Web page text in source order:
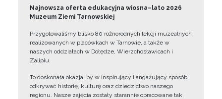
Najnowsza oferta edukacyjna wiosna–lato 2026
Muzeum Ziemi Tarnowskiej
Przygotowaliśmy blisko 80 różnorodnych lekcji muzealnych
realizowanych w placówkach w Tarnowie, a także w
naszych oddziałach w Dołędze, Wierzchosławicach i
Zalipiu.
To doskonała okazja, by w inspirujący i angażujący sposób
odkrywać historię, kulturę oraz dziedzictwo naszego
regionu. Nasze zajęcia zostały starannie opracowane tak,